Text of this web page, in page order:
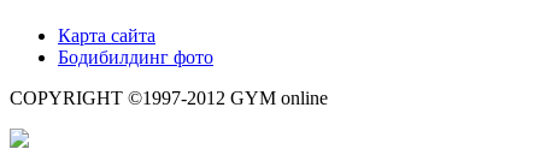
Карта сайта
Бодибилдинг фото
COPYRIGHT ©1997-2012 GYM online